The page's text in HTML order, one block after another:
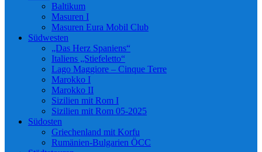
Baltikum
Masuren I
Masuren Eura Mobil Club
Südwesten
„Das Herz Spaniens“
Italiens „Stiefeletto“
Lago Maggiore – Cinque Terre
Marokko I
Marokko II
Sizilien mit Rom I
Sizilien mit Rom 05-2025
Südosten
Griechenland mit Korfu
Rumänien-Bulgarien ÖCC